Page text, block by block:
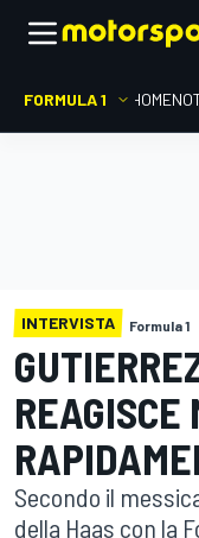
FORMULA 1 HOME
INTERVISTA Formula 1
REAGISCE
Secondo il
della Haas con la